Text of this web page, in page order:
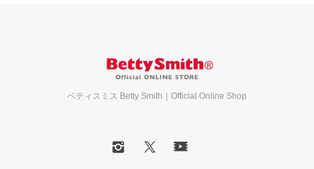
ベティスミス Betty Smith｜Official Online Shop